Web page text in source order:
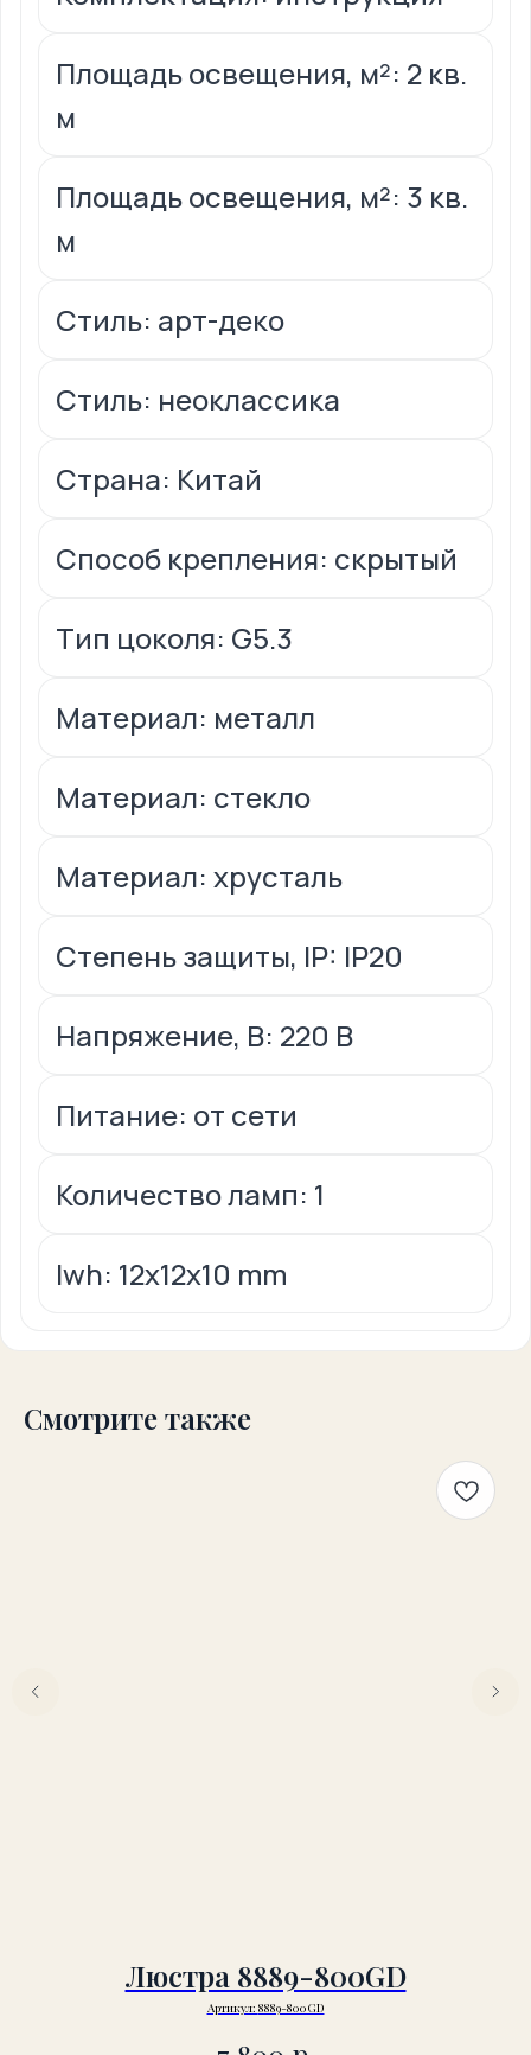
Площадь освещения, м²: 2 кв.
м
Площадь освещения, м²: 3 кв.
м
Стиль: арт-деко
Стиль: неоклассика
Страна: Китай
Способ крепления: скрытый
Тип цоколя: G5.3
Материал: металл
Материал: стекло
Материал: хрусталь
Степень защиты, IP: IP20
Напряжение, В: 220 В
Питание: от сети
Количество ламп: 1
lwh: 12x12x10 mm
Смотрите также
Люстра 8889-800GD
Артикул: 8889-800GD